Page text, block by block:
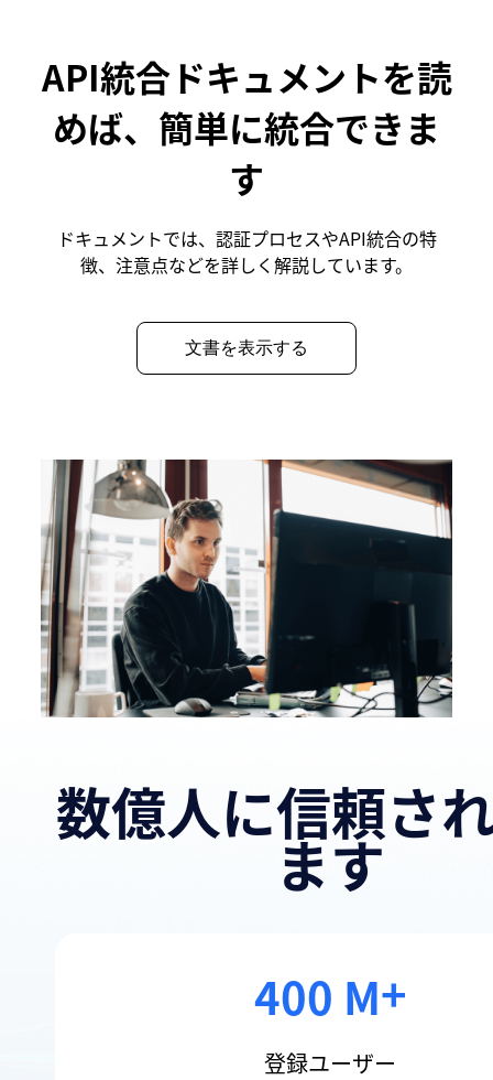
API統合ドキュメントを読
めば、簡単に統合できま
す
ドキュメントでは、認証プロセスやAPI統合の特
徴、注意点などを詳しく解説しています。
文書を表示する
数億人に信頼さ
ます
400 M
登録ユーザー